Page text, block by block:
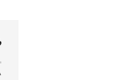
20号(4,000枚)